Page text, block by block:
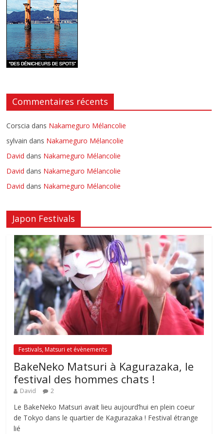
Commentaires récents
Corscia dans Nakameguro Mélancolie
sylvain dans Nakameguro Mélancolie
David dans Nakameguro Mélancolie
David dans Nakameguro Mélancolie
David dans Nakameguro Mélancolie
Japon Festivals
Festivals, Matsuri et évènements
BakeNeko Matsuri à Kagurazaka, le
festival des hommes chats !
David 2
Le BakeNeko Matsuri avait lieu aujourd’hui en plein coeur
de Tokyo dans le quartier de Kagurazaka ! Festival étrange
lié